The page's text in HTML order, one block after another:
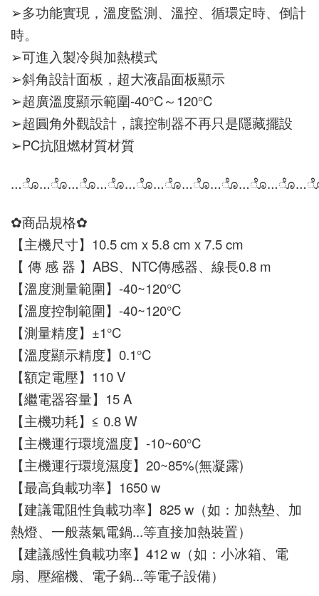
➢多功能實現，溫度監測、溫控、循環定時、倒計
時。
➢可進入製冷與加熱模式
➢斜角設計面板，超大液晶面板顯示
➢超廣溫度顯示範圍-40°C～120°C
➢超圓角外觀設計，讓控制器不再只是隱藏擺設
➢PC抗阻燃材質材質
✿商品規格✿
【主機尺寸】10.5 cm x 5.8 cm x 7.5 cm
【 傳 感 器 】ABS、NTC傳感器、線長0.8 m
【溫度測量範圍】-40~120°C
【溫度控制範圍】-40~120°C
【測量精度】±1°C
【溫度顯示精度】0.1°C
【額定電壓】110 V
【繼電器容量】15 A
【主機功耗】≦ 0.8 W
【主機運行環境溫度】-10~60°C
【主機運行環境濕度】20~85%(無凝露)
【最高負載功率】1650 w
【建議電阻性負載功率】825 w（如：加熱墊、加
熱燈、一般蒸氣電鍋...等直接加熱裝置）
【建議感性負載功率】412 w（如：小冰箱、電
扇、壓縮機、電子鍋...等電子設備）